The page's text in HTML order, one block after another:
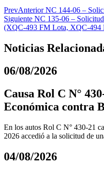
PrevAnteriorNC 144-06 –
Siguiente NC 135-06 –
(XQC-493 FM Lota, XQC-494
Noticias
06/08/2026
Causa Rol C N°
Económica contra
En los autos Rol C N° 430-21
2026 accedió a la solicitud de
04/08/2026